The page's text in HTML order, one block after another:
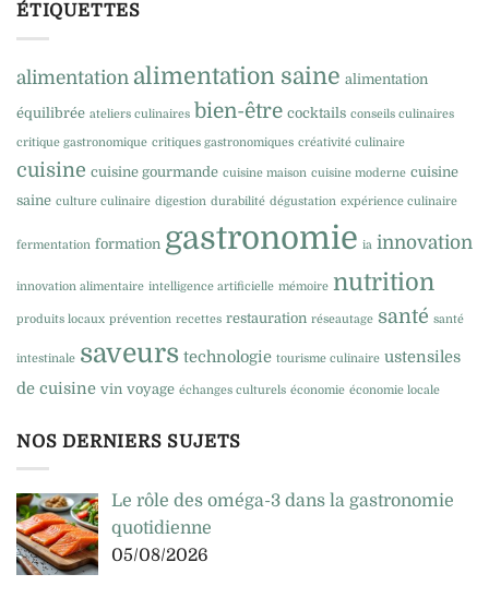
ÉTIQUETTES
alimentation alimentation saine alimentation
équilibrée ateliers culinaires bien-être cocktails conseils culinaires
critique gastronomique critiques gastronomiques créativité culinaire
cuisine cuisine gourmande cuisine maison cuisine moderne cuisine
saine culture culinaire digestion durabilité dégustation expérience culinaire
fermentation formation gastronomie ia innovation
innovation alimentaire intelligence artificielle mémoire nutrition
produits locaux prévention recettes restauration réseautage santé santé
intestinale saveurs technologie tourisme culinaire ustensiles
de cuisine vin voyage échanges culturels économie économie locale
NOS DERNIERS SUJETS
Le rôle des oméga-3 dans la gastronomie
quotidienne
05/08/2026